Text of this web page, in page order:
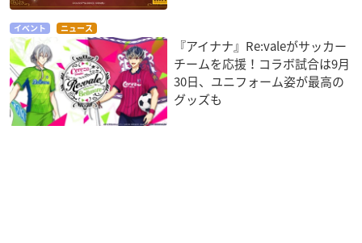
イベント ニュース
『アイナナ』Re:valeがサッカー
チームを応援！コラボ試合は9月
30日、ユニフォーム姿が最高の
グッズも